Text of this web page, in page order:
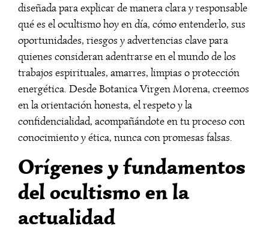
diseñada para explicar de manera clara y responsable
qué es el ocultismo hoy en día, cómo entenderlo, sus
oportunidades, riesgos y advertencias clave para
quienes consideran adentrarse en el mundo de los
trabajos espirituales, amarres, limpias o protección
energética. Desde Botanica Virgen Morena, creemos
en la orientación honesta, el respeto y la
confidencialidad, acompañándote en tu proceso con
conocimiento y ética, nunca con promesas falsas.
Orígenes y fundamentos
del ocultismo en la
actualidad